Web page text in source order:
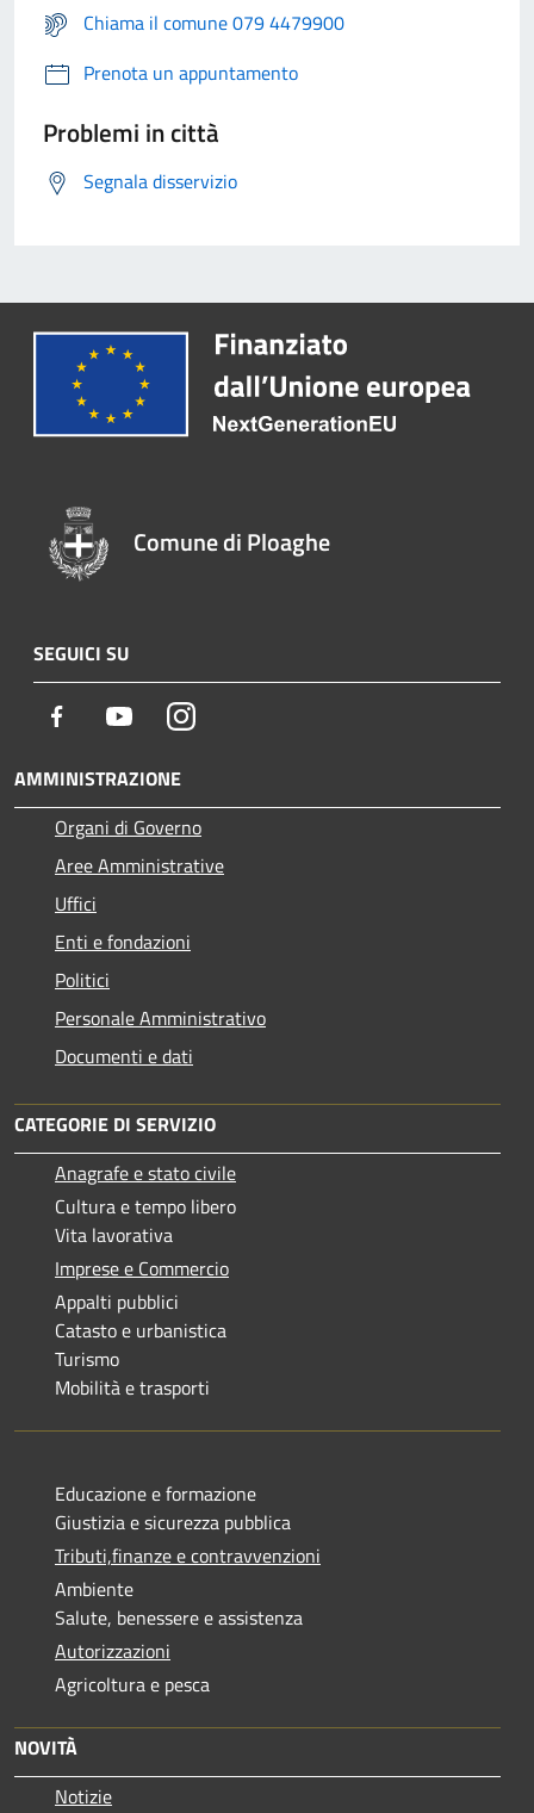
Chiama il comune 079 4479900
Prenota un appuntamento
Problemi in città
Segnala disservizio
Comune di Ploaghe
SEGUICI SU
Facebook YoutubeInstagram
AMMINISTRAZIONE
Organi di Governo
Aree Amministrative
Uffici
Enti e fondazioni
Politici
Personale Amministrativo
Documenti e dati
CATEGORIE DI SERVIZIO
Anagrafe e stato civile
Cultura e tempo libero
Vita lavorativa
Imprese e Commercio
Appalti pubblici
Catasto e urbanistica
Turismo
Mobilità e trasporti
Educazione e formazione
Giustizia e sicurezza pubblica
Tributi,finanze e contravvenzioni
Ambiente
Salute, benessere e assistenza
Autorizzazioni
Agricoltura e pesca
NOVITÀ
Notizie